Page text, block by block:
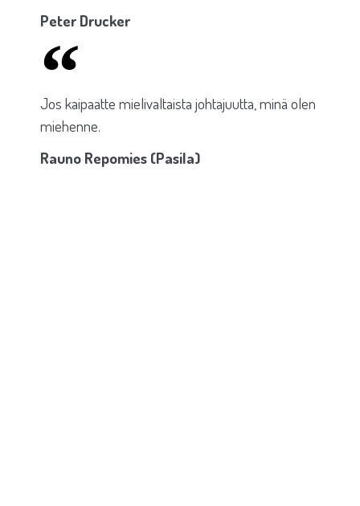
Peter Drucker
Jos kaipaatte mielivaltaista johtajuutta, minä olen
miehenne.
Rauno Repomies (Pasila)